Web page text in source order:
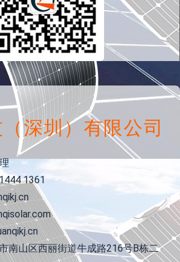
深圳）有限公司
1361
南山区西丽街道牛成路216号B栋二